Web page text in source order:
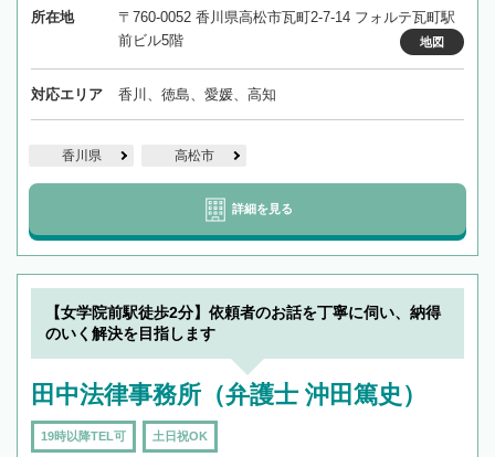
所在地
〒760-0052 香川県高松市瓦町2-7-14 フォルテ瓦町駅
前ビル5階
地図
対応エリア 香川、徳島、愛媛、高知
香川県 高松市
詳細を見る
【女学院前駅徒歩2分】依頼者のお話を丁寧に伺い、納得
のいく解決を目指します
田中法律事務所（弁護士 沖田篤史）
19時以降TEL可 土日祝OK